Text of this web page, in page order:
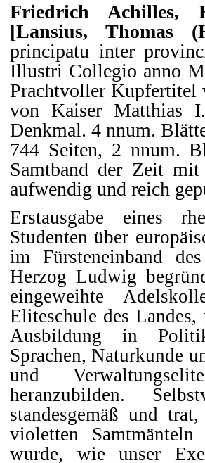
Friedrich Achilles,
[Lansius, Thomas
principatu inter
Illustri Collegio anno
Prachtvoller
von Kaiser Matthias
Denkmal. 4 nnum.
744 Seiten, 2 nnum.
Samtband der Zeit mit
aufwendig und reich
Erstausgabe eines
Studenten über
im Fürsteneinband
Herzog Ludwig
eingeweihte
Eliteschule des
Ausbildung in
Sprachen, Naturkunde
und
heranzubilden.
standesgemäß und
violetten
wurde, wie unser